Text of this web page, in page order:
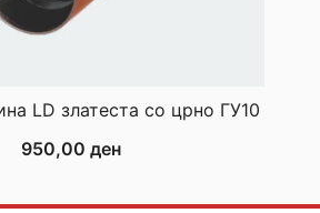
LD златеста со црно ГУ10
950,00 ден